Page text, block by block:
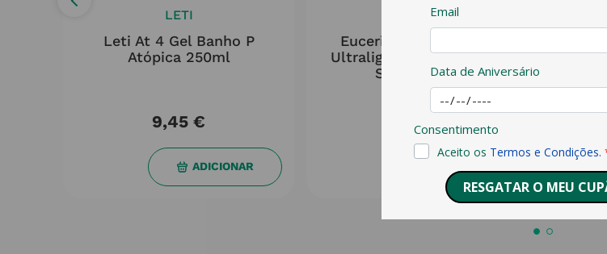
LETI
Leti At 4 Gel Banho P
Atópica 250ml
9,45 €
ADICIONAR
EUCERIN
Eucerin Sunface Fluido
Ultraligeiro Hydro Protect
SPF50+ 50ml
20,67
C-